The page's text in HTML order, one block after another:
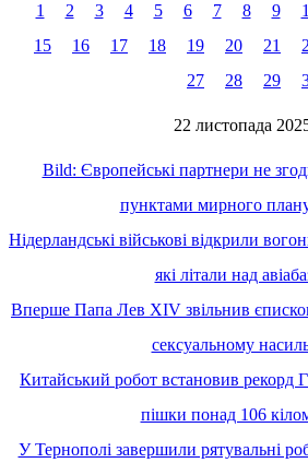
1 2 3 4 5 6 7 8 9
15
16 17 18 19 20 21
27
28 29
22 листопада
Bild: Європейські партнери не
пунктами мирного
Нідерландські військові відкрили
які літали над
Вперше Папа Лев XIV звільнив
сексуальному
Китайський робот встановив рекорд
пішки понад 106
У Тернополі завершили рятувальні